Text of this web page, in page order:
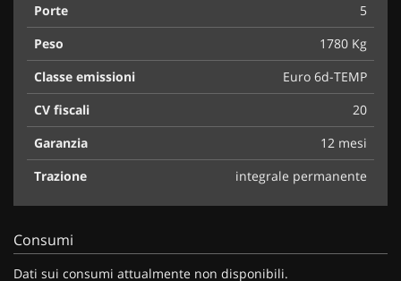
Porte
5
Peso
1780 Kg
Classe emissioni
Euro 6d-TEMP
CV fiscali
20
Garanzia
12 mesi
Trazione
integrale permanente
Consumi
Dati sui consumi attualmente non disponibili.